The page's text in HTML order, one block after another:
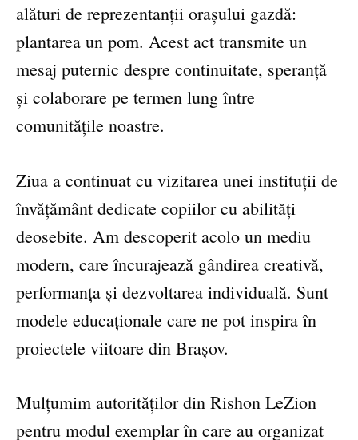
alături de reprezentanții orașului gazdă:
plantarea un pom. Acest act transmite un
mesaj puternic despre continuitate, speranță
și colaborare pe termen lung între
comunitățile noastre.
Ziua a continuat cu vizitarea unei instituții de
învățământ dedicate copiilor cu abilități
deosebite. Am descoperit acolo un mediu
modern, care încurajează gândirea creativă,
performanța și dezvoltarea individuală. Sunt
modele educaționale care ne pot inspira în
proiectele viitoare din Brașov.
Mulțumim autorităților din Rishon LeZion
pentru modul exemplar în care au organizat